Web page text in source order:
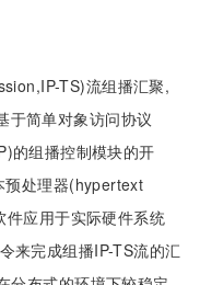
TS)流组播汇聚,
于简单对象访问协议
的组播控制模块的开
预处理器(hypertext
应用于实际硬件系统
来完成组播IP-TS流的汇